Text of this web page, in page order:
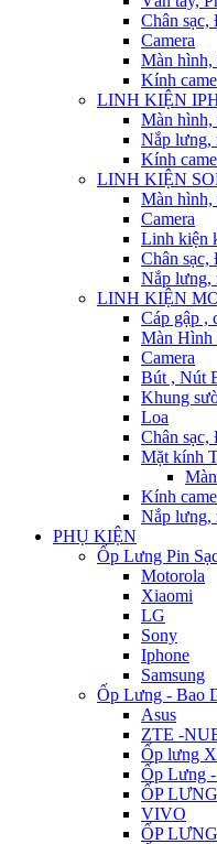
Chân sạc,
Camera
Màn hình,
Kính
LINH KIỆN
Màn hình,
Nắp lưng,
Kính
LINH KIỆN
Màn hình,
Camera
Linh kiện
Chân sạc,
Nắp lưng,
LINH KIỆN
Cáp gập ,
Màn Hình
Camera
Bút , Nút
Khung
Loa
Chân sạc,
Mặt kính
Kính
Nắp lưng,
PHỤ KIỆN
Ốp Lưng Pin
Motorola
Xiaomi
LG
Sony
Iphone
Samsung
Ốp Lưng - Bao
Asus
ZTE -
Ốp lưng
Ốp Lưng -
ỐP
VIVO
ỐP